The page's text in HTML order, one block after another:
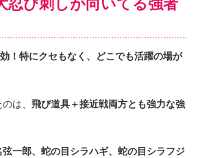
忍び刺しが向いてる強者
！特にクセもなく、どこでも活躍の場が
は、 飛び道具＋接近戦両方とも強力な強
弦一郎、蛇の目シラハギ、蛇の目シラフジ